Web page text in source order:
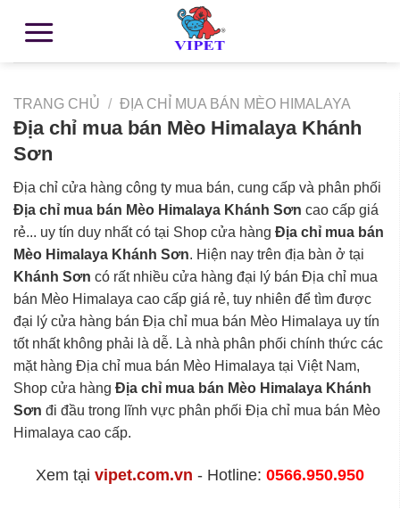
TRANG CHỦ / ĐỊA CHỈ MUA BÁN MÈO HIMALAYA
Địa chỉ mua bán Mèo Himalaya Khánh
Sơn
Địa chỉ cửa hàng công ty mua bán, cung cấp và phân phối
Địa chỉ mua bán Mèo Himalaya Khánh Sơn cao cấp giá
rẻ... uy tín duy nhất có tại Shop cửa hàng Địa chỉ mua bán
Mèo Himalaya Khánh Sơn. Hiện nay trên địa bàn ở tại
Khánh Sơn có rất nhiều cửa hàng đại lý bán Địa chỉ mua
bán Mèo Himalaya cao cấp giá rẻ, tuy nhiên để tìm được
đại lý cửa hàng bán Địa chỉ mua bán Mèo Himalaya uy tín
tốt nhất không phải là dễ. Là nhà phân phối chính thức các
mặt hàng Địa chỉ mua bán Mèo Himalaya tại Việt Nam,
Shop cửa hàng Địa chỉ mua bán Mèo Himalaya Khánh
Sơn đi đầu trong lĩnh vực phân phối Địa chỉ mua bán Mèo
Himalaya cao cấp.
Xem tại vipet.com.vn - Hotline: 0566.950.950